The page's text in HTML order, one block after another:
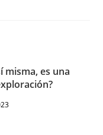
misma, es una